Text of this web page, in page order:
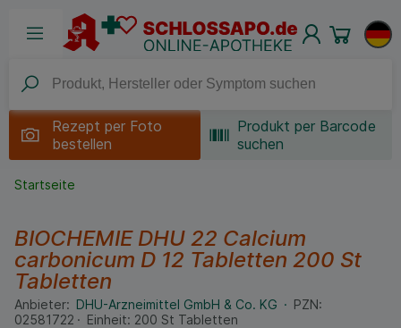
Rezept per Foto
bestellen
Produkt per Barcode
suchen
Startseite
BIOCHEMIE DHU 22 Calcium
carbonicum D 12 Tabletten 200 St
Tabletten
Anbieter: DHU-Arzneimittel GmbH & Co. KG
PZN:
02581722
Einheit: 200 St Tabletten